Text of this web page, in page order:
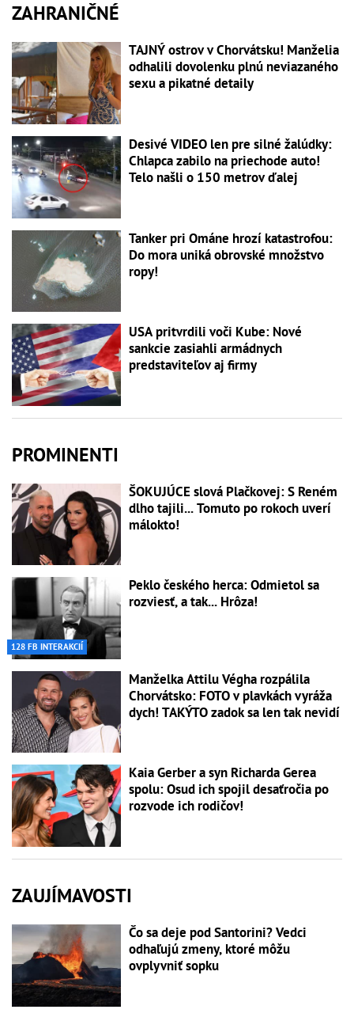
ZAHRANIČNÉ
TAJNÝ ostrov v Chorvátsku! Manželia
odhalili dovolenku plnú neviazaného
sexu a pikatné detaily
Desivé VIDEO len pre silné žalúdky:
Chlapca zabilo na priechode auto!
Telo našli o 150 metrov ďalej
Tanker pri Ománe hrozí katastrofou:
Do mora uniká obrovské množstvo
ropy!
USA pritvrdili voči Kube: Nové
sankcie zasiahli armádnych
predstaviteľov aj firmy
PROMINENTI
ŠOKUJÚCE slová Plačkovej: S Reném
dlho tajili... Tomuto po rokoch uverí
málokto!
128 FB INTERAKCIÍ
Peklo českého herca: Odmietol sa
rozviesť, a tak... Hrôza!
Manželka Attilu Végha rozpálila
Chorvátsko: FOTO v plavkách vyráža
dych! TAKÝTO zadok sa len tak nevidí
Kaia Gerber a syn Richarda Gerea
spolu: Osud ich spojil desaťročia po
rozvode ich rodičov!
ZAUJÍMAVOSTI
Čo sa deje pod Santorini? Vedci
odhaľujú zmeny, ktoré môžu
ovplyvniť sopku